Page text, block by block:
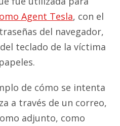
Agent Tesla, con el
del navegador,
teclado de la víctima
de cómo se intenta
a través de un correo,
adjunto, como